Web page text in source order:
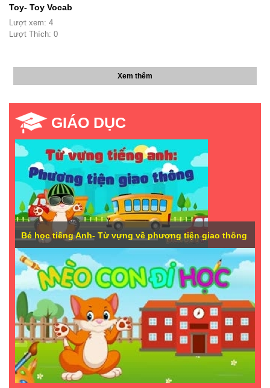
Toy- Toy Vocab
Lượt xem: 4
Lượt Thích: 0
Xem thêm
GIÁO DỤC
Bé học tiếng Anh- Từ vựng về phương tiện giao thông